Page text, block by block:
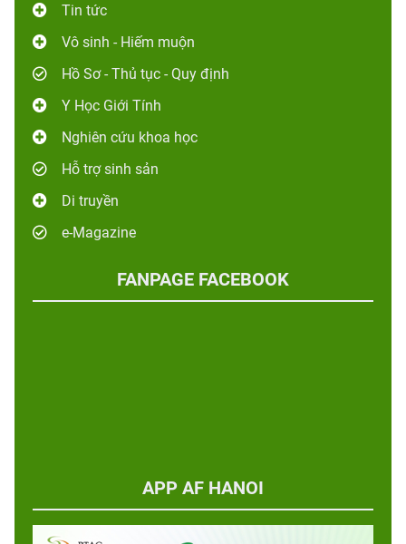
Tin tức
Vô sinh - Hiếm muộn
Hồ Sơ - Thủ tục - Quy định
Y Học Giới Tính
Nghiên cứu khoa học
Hỗ trợ sinh sản
Di truyền
e-Magazine
FANPAGE FACEBOOK
APP AF HANOI